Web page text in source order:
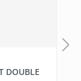
DOUBLE